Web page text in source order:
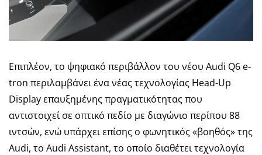
Επιπλέον, το ψηφιακό περιβάλλον του νέου Audi Q6 e-
tron περιλαμβάνει ένα νέας τεχνολογίας Head-Up
Display επαυξημένης πραγματικότητας που
αντιστοιχεί σε οπτικό πεδίο με διαγώνιο περίπου 88
ιντσών, ενώ υπάρχει επίσης ο φωνητικός «βοηθός» της
Audi, το Audi Assistant, το οποίο διαθέτει τεχνολογία